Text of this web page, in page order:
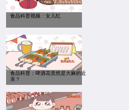
食品科普视频：女儿红
食品科普：啤酒花竟然是大麻的近
亲？